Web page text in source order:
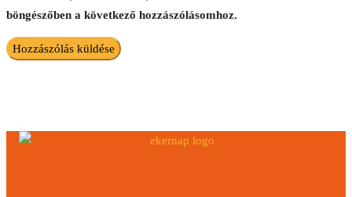
böngészőben a következő hozzászólásomhoz.